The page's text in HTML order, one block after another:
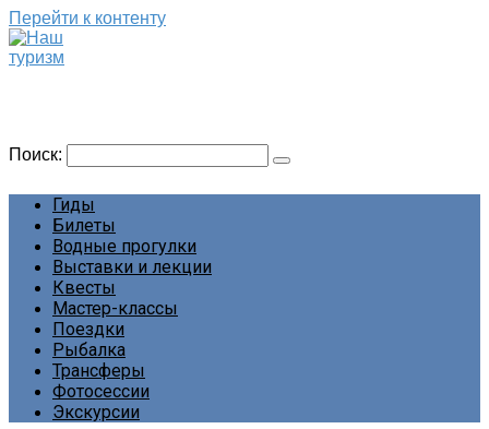
Перейти к контенту
Поиск:
Гиды
Билеты
Водные прогулки
Выставки и лекции
Квесты
Мастер-классы
Поездки
Рыбалка
Трансферы
Фотосессии
Экскурсии